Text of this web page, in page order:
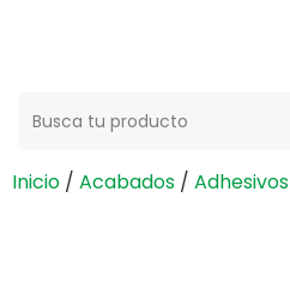
Inicio / Acabados / Adhesivos